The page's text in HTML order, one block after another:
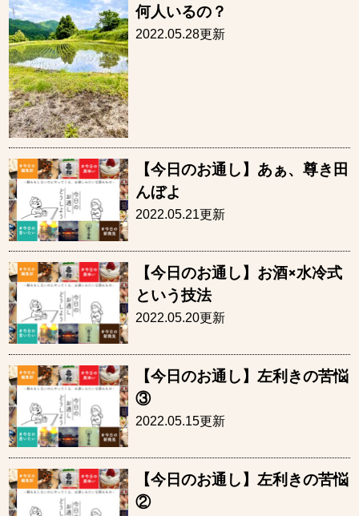
何人いるの？
2022.05.28更新
【今日のお通し】あぁ、尊き田
んぼよ
2022.05.21更新
【今日のお通し】お酒×水冷式
という技法
2022.05.20更新
【今日のお通し】左利きの苦悩
③
2022.05.15更新
【今日のお通し】左利きの苦悩
②